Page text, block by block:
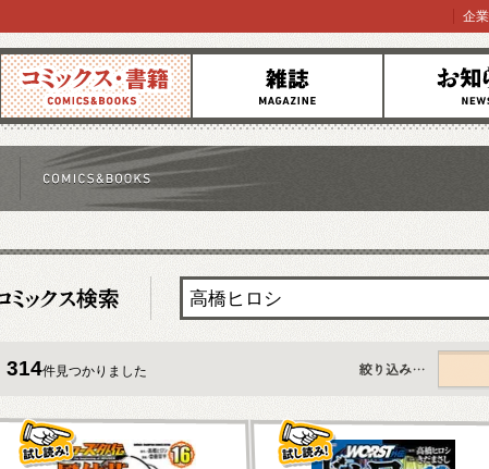
コミックス 雑誌 お知らせ
企
314件見つかりました
すべて